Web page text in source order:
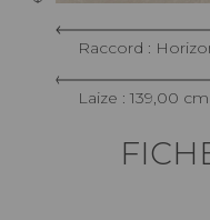
Raccord :
Laize : 139,00